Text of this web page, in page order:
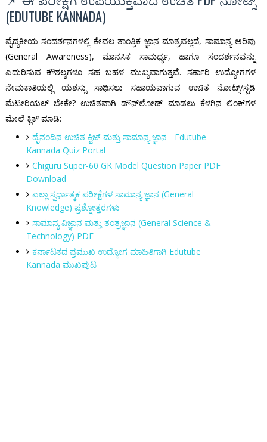
(EDUTUBE KANNADA)
ವೈದ್ಯಕೀಯ ಸಂದರ್ಶನಗಳಲ್ಲಿ ಕೇವಲ ತಾಂತ್ರಿಕ ಜ್ಞಾನ ಮಾತ್ರವಲ್ಲದೆ, ಸಾಮಾನ್ಯ ಅರಿವು
(General Awareness), ಮಾನಸಿಕ ಸಾಮರ್ಥ್ಯ, ಹಾಗೂ ಸಂದರ್ಶನವನ್ನು
ಎದುರಿಸುವ ಕೌಶಲ್ಯಗಳೂ ಸಹ ಬಹಳ ಮುಖ್ಯವಾಗುತ್ತವೆ. ಸರ್ಕಾರಿ ಉದ್ಯೋಗಗಳ
ನೇಮಕಾತಿಯಲ್ಲಿ ಯಶಸ್ಸು ಸಾಧಿಸಲು ಸಹಾಯವಾಗುವ ಉಚಿತ ನೋಟ್ಸ್/ಸ್ಟಡಿ
ಮೆಟೀರಿಯಲ್ ಬೇಕೇ? ಉಚಿತವಾಗಿ ಡೌನ್‌ಲೋಡ್ ಮಾಡಲು ಕೆಳಗಿನ ಲಿಂಕ್‌ಗಳ
ಮೇಲೆ ಕ್ಲಿಕ್ ಮಾಡಿ:
ದೈನಂದಿನ ಉಚಿತ ಕ್ವಿಜ್ ಮತ್ತು ಸಾಮಾನ್ಯ ಜ್ಞಾನ - Edutube
Kannada Quiz Portal
Chiguru Super-60 GK Model Question Paper PDF
Download
ಎಲ್ಲಾ ಸ್ಪರ್ಧಾತ್ಮಕ ಪರೀಕ್ಷೆಗಳ ಸಾಮಾನ್ಯ ಜ್ಞಾನ (General
Knowledge) ಪ್ರಶ್ನೋತ್ತರಗಳು
ಸಾಮಾನ್ಯ ವಿಜ್ಞಾನ ಮತ್ತು ತಂತ್ರಜ್ಞಾನ (General Science &
Technology) PDF
ಕರ್ನಾಟಕದ ಪ್ರಮುಖ ಉದ್ಯೋಗ ಮಾಹಿತಿಗಾಗಿ Edutube
Kannada ಮುಖಪುಟ